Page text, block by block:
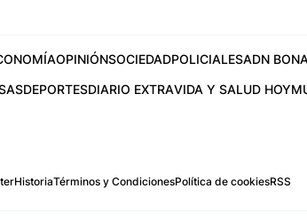
OPINIÓNSOCIEDADPOLICIALESADN
DEPORTESDIARIO EXTRAVIDA Y SALUD HOY
HistoriaTérminos y CondicionesPolítica de cookiesRSS